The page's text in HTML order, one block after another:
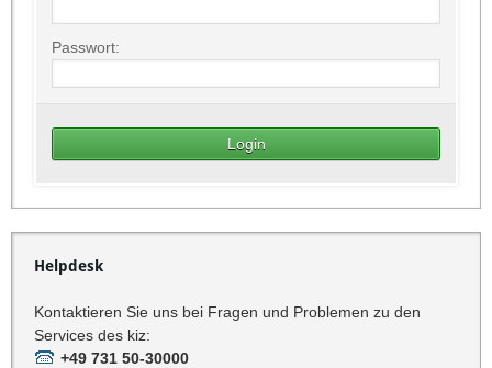
Passwort:
Helpdesk
Kontaktieren Sie uns bei Fragen und Problemen zu den
Services des kiz:
+49 731 50-30000